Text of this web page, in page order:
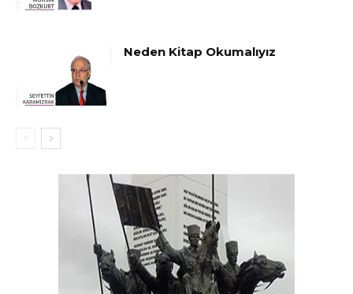
Neden Kitap Okumalıyız